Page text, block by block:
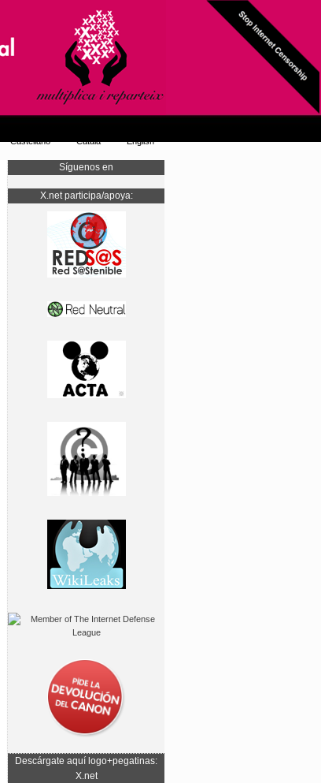
Castellano Català English
Síguenos en
X.net participa/apoya:
Descárgate aquí logo+pegatinas:
X.net